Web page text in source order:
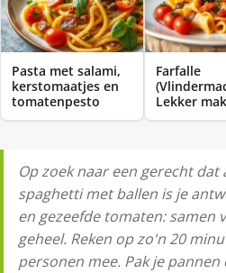
Pasta met salami,
kerstomaatjes en
tomatenpesto
Farfalle
Lekker
Op zoek naar een gerecht
spaghetti met ballen is je
en gezeefde tomaten: samen
geheel. Reken op zo'n 20
personen mee. Pak je pannen